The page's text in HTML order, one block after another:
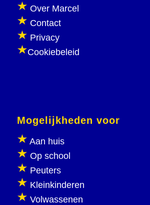
Over Marcel
Contact
Privacy
Cookiebeleid
Mogelijkheden voor
Aan huis
Op school
Peuters
Kleinkinderen
Volwassenen